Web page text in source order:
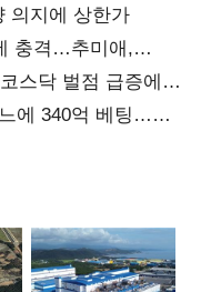
의지에 상한가
충격…추미애,
스닥 벌점 급증에
에 340억 베팅…